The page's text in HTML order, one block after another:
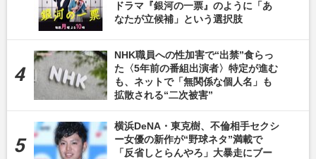
ドラマ『銀河の一票』のように「あ
なたが立候補」という選択肢
NHK職員への性加害で“出禁”食らっ
た〈5年前の番組出演者〉特定が進む
も、ネットで「無関係な個人名」も
拡散される“二次被害”
横浜DeNA・東克樹、不倫相手セクシ
ー女優の新作が“野球ネタ”満載で
「反省しとらんやろ」大暴走にブー